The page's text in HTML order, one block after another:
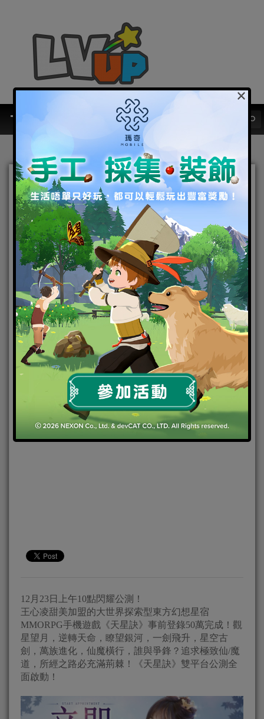
王心凌甜美陪伴！東方幻想
星宿MMORPG手遊《天星
訣》今日閃耀上線！
2021-12-23|Android,IOS,手機遊戲
12月23日上午10點閃耀公測！
王心凌甜美加盟的大世界探索型東方幻想星宿
MMORPG手機遊戲《天星訣》事前登錄50萬完成！觀
星望月，逆轉天命，瞭望銀河，一劍飛升，星空古
劍，萬族進化，仙魔橫行，誰與爭鋒？追求極致仙/魔
道，所經之路必充滿荊棘！《天星訣》雙平台公測全
面啟動！
×